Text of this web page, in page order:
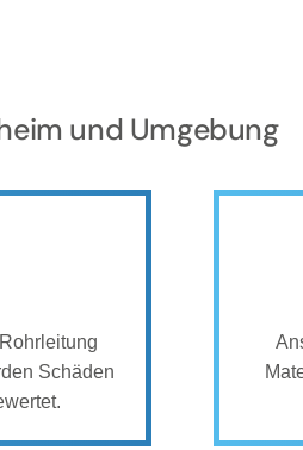
und Umgebung
Schäden